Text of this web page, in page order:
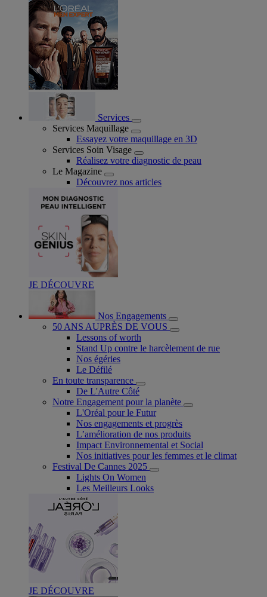
Services
Services Maquillage
Essayez votre maquillage en 3D
Services Soin Visage
Réalisez votre diagnostic de peau
Le Magazine
Découvrez nos articles
JE DÉCOUVRE
Nos Engagements
50 ANS AUPRÈS DE VOUS
Lessons of worth
Stand Up contre le harcèlement de rue
Nos égéries
Le Défilé
En toute transparence
De L'Autre Côté
Notre Engagement pour la planète
L'Oréal pour le Futur
Nos engagements et progrès
L’amélioration de nos produits
Impact Environnemental et Social
Nos initiatives pour les femmes et le climat
Festival De Cannes 2025
Lights On Women
Les Meilleurs Looks
JE DÉCOUVRE